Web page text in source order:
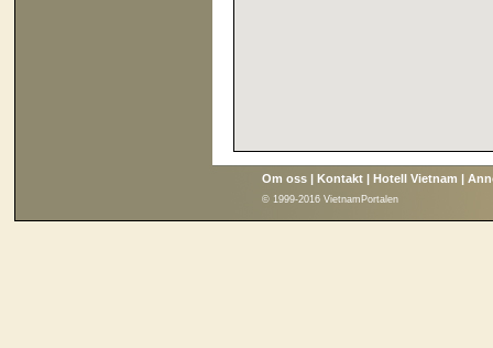
Om oss | Kontakt | Hotell Vietnam |
© 1999-2016 VietnamPortalen